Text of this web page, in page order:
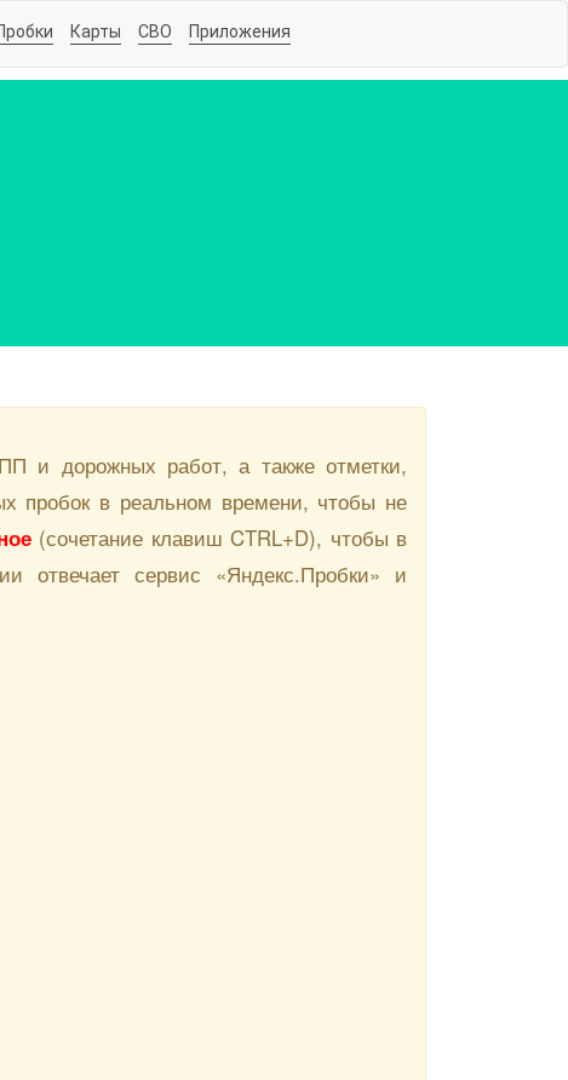
Карты СВО Приложения
и дорожных работ, а также отметки,
пробок в реальном времени, чтобы не
(сочетание клавиш CTRL+D), чтобы в
отвечает сервис «Яндекс.Пробки» и